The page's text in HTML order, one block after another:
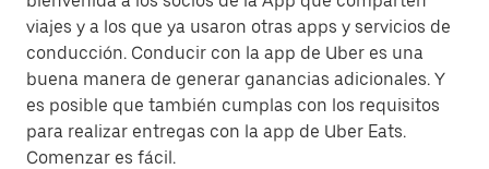
viajes y a los que ya usaron otras apps y servicios de
conducción. Conducir con la app de Uber es una
buena manera de generar ganancias adicionales. Y
es posible que también cumplas con los requisitos
para realizar entregas con la app de Uber Eats.
Comenzar es fácil.